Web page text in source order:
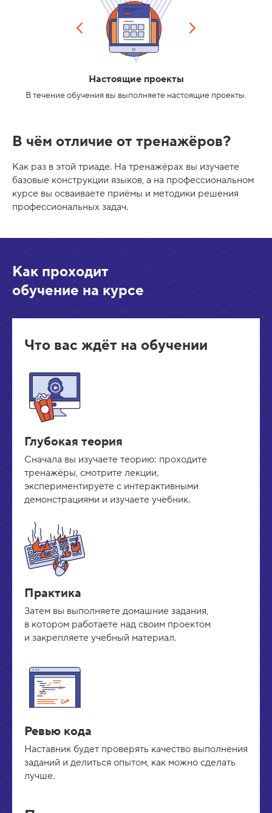
Настоящие проекты
В течение обучения вы выполняете настоящие проекты.
В чём отличие от тренажёров?
Как раз в этой триаде. На тренажёрах вы изучаете
базовые конструкции языков, а на профессиональном
курсе вы осваиваете приёмы и методики решения
профессиональных задач.
Как проходит
обучение на курсе
Что вас ждёт на обучении
Глубокая теория
Сначала вы изучаете теорию: проходите
тренажёры, смотрите лекции,
экспериментируете с интерактивными
демонстрациями и изучаете учебник.
Практика
Затем вы выполняете домашние задания,
в котором работаете над своим проектом
и закрепляете учебный материал.
Ревью кода
Наставник будет проверять качество выполнения
заданий и делиться опытом, как можно сделать
лучше.